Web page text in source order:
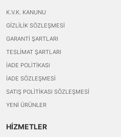
K.V.K. KANUNU
GIZLILIK SÖZLEŞMESI
GARANTI ŞARTLARI
TESLIMAT ŞARTLARI
İADE POLITIKASI
İADE SÖZLEŞMESI
SATIŞ POLITIKASI SÖZLEŞMESI
YENI ÜRÜNLER
HİZMETLER